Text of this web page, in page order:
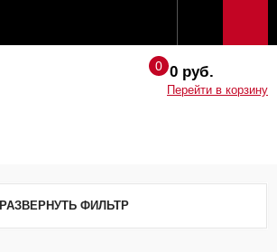
0 руб.
Перейти в корзину
РАЗВЕРНУТЬ ФИЛЬТР